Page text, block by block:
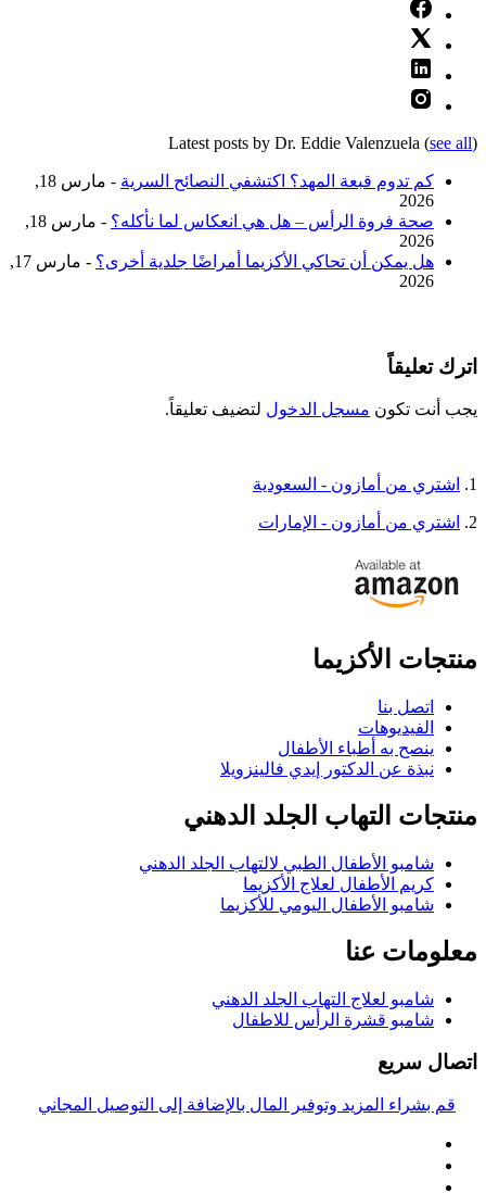
Latest posts by Dr. Eddie Valenzuela (see all)
كم تدوم قبعة المهد؟ اكتشفي النصائح السرية
- مارس 18,
2026
صحة فروة الرأس – هل هي انعكاس لما نأكله؟
- مارس 18,
2026
هل يمكن أن تحاكي الأكزيما أمراضًا جلدية أخرى؟
- مارس 17,
2026
اترك تعليقاً
يجب أنت تكون مسجل الدخول لتضيف تعليقاً.
1. اشتري من أمازون - السعودية
2. اشتري من أمازون - الإمارات
منتجات الأكزيما
اتصل بنا
الفيديوهات
ينصح به أطباء الأطفال
نبذة عن الدكتور إيدي فالينزويلا
منتجات التهاب الجلد الدهني
شامبو الأطفال الطبي لالتهاب الجلد الدهني
كريم الأطفال لعلاج الأكزيما
شامبو الأطفال اليومي للأكزيما
معلومات عنا
شامبو لعلاج التهاب الجلد الدهني
شامبو قشرة الرأس للاطفال
اتصال سريع
قم بشراء المزيد وتوفير المال بالإضافة إلى التوصيل المجاني